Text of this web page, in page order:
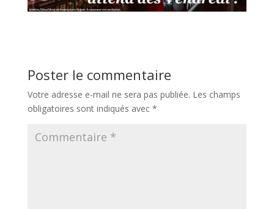
Poster le commentaire
Votre adresse e-mail ne sera pas publiée. Les champs
obligatoires sont indiqués avec *